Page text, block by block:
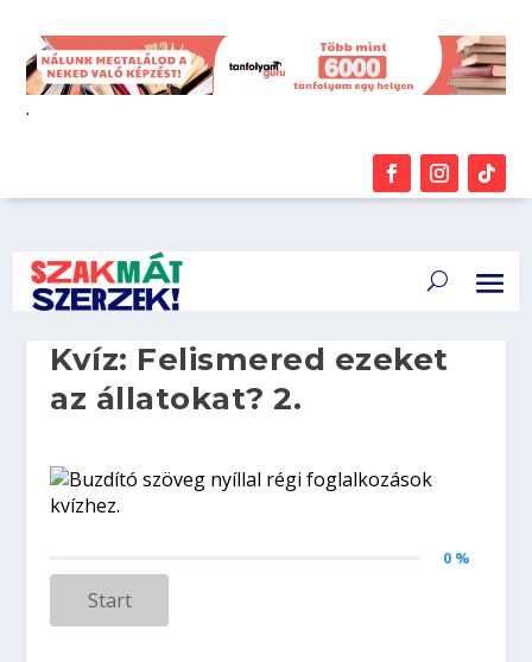
.
Kvíz: Felismered ezeket
az állatokat? 2.
0 %
Start